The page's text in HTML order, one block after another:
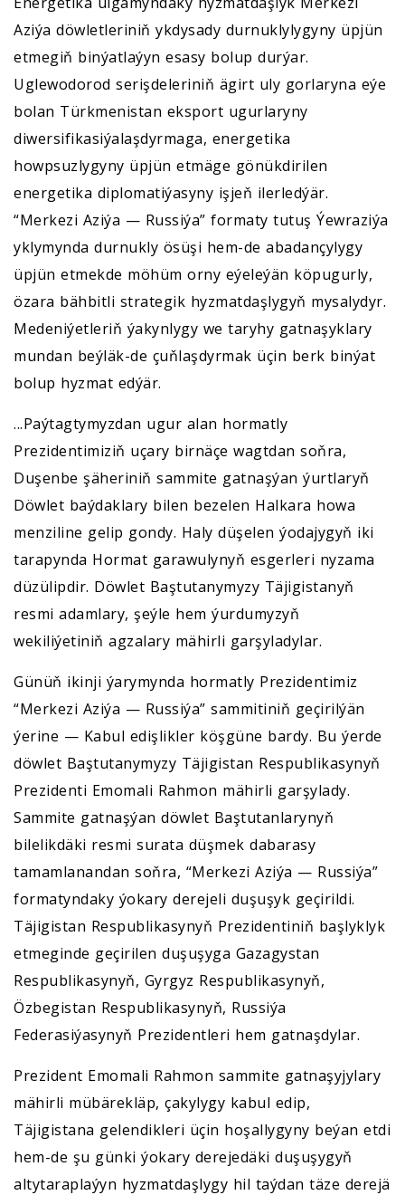
Aziýa döwletleriniň ykdysady durnuklylygyny üpjün
etmegiň binýatlaýyn esasy bolup durýar.
Uglewodorod serişdeleriniň ägirt uly gorlaryna eýe
bolan Türkmenistan eksport ugurlaryny
diwersifikasiýalaşdyrmaga, energetika
howpsuzlygyny üpjün etmäge gönükdirilen
energetika diplomatiýasyny işjeň ilerledýär.
“Merkezi Aziýa — Russiýa” formaty tutuş Ýewraziýa
yklymynda durnukly ösüşi hem-de abadançylygy
üpjün etmekde möhüm orny eýeleýän köpugurly,
özara bähbitli strategik hyzmatdaşlygyň mysalydyr.
Medeniýetleriň ýakynlygy we taryhy gatnaşyklary
mundan beýläk-de çuňlaşdyrmak üçin berk binýat
bolup hyzmat edýär.
...Paýtagtymyzdan ugur alan hormatly
Prezidentimiziň uçary birnäçe wagtdan soňra,
Duşenbe şäheriniň sammite gatnaşýan ýurtlaryň
Döwlet baýdaklary bilen bezelen Halkara howa
menziline gelip gondy. Haly düşelen ýodajygyň iki
tarapynda Hormat garawulynyň esgerleri nyzama
düzülipdir. Döwlet Baştutanymyzy Täjigistanyň
resmi adamlary, şeýle hem ýurdumyzyň
wekiliýetiniň agzalary mähirli garşyladylar.
Günüň ikinji ýarymynda hormatly Prezidentimiz
“Merkezi Aziýa — Russiýa” sammitiniň geçirilýän
ýerine — Kabul edişlikler köşgüne bardy. Bu ýerde
döwlet Baştutanymyzy Täjigistan Respublikasynyň
Prezidenti Emomali Rahmon mähirli garşylady.
Sammite gatnaşýan döwlet Baştutanlarynyň
bilelikdäki resmi surata düşmek dabarasy
tamamlanandan soňra, “Merkezi Aziýa — Russiýa”
formatyndaky ýokary derejeli duşuşyk geçirildi.
Täjigistan Respublikasynyň Prezidentiniň başlyklyk
etmeginde geçirilen duşuşyga Gazagystan
Respublikasynyň, Gyrgyz Respublikasynyň,
Özbegistan Respublikasynyň, Russiýa
Federasiýasynyň Prezidentleri hem gatnaşdylar.
Prezident Emomali Rahmon sammite gatnaşyjylary
mähirli mübärekläp, çakylygy kabul edip,
Täjigistana gelendikleri üçin hoşallygyny beýan etdi
hem-de şu günki ýokary derejedäki duşuşygyň
altytaraplaýyn hyzmatdaşlygy hil taýdan täze derejä